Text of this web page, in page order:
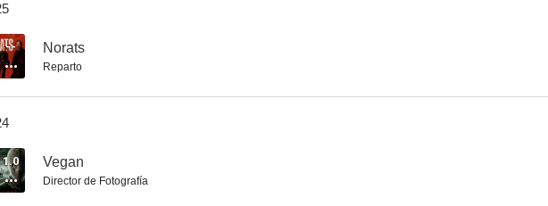
-- Norats
Reparto
1.0 Vegan
Director de Fotografía